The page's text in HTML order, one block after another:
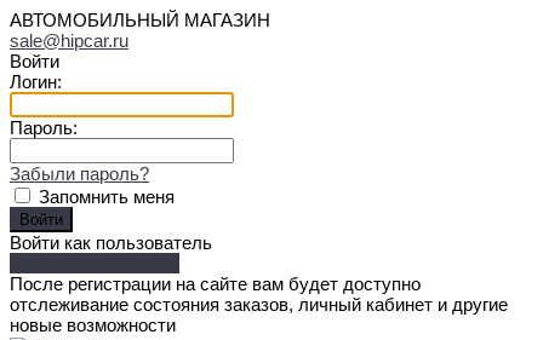
АВТОМОБИЛЬНЫЙ МАГАЗИН
sale@hipcar.ru
Войти
Логин:
Пароль:
Забыли пароль?
Запомнить меня
Войти как пользователь
После регистрации на сайте вам будет доступно
отслеживание состояния заказов, личный кабинет и другие
новые возможности